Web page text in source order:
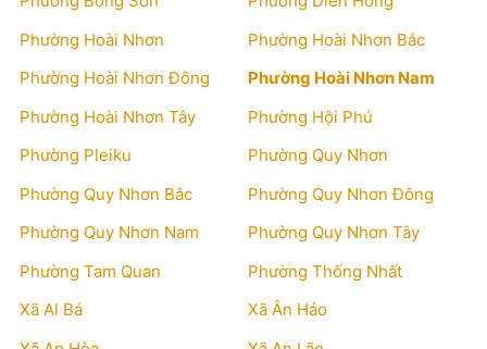
Phường Hoài Nhơn
Phường Hoài Nhơn Bắc
Phường Hoài Nhơn Đông
Phường Hoài Nhơn Nam
Phường Hoài Nhơn Tây
Phường Hội Phú
Phường Pleiku
Phường Quy Nhơn
Phường Quy Nhơn Bắc
Phường Quy Nhơn Đông
Phường Quy Nhơn Nam
Phường Quy Nhơn Tây
Phường Tam Quan
Phường Thống Nhất
Xã Al Bá
Xã Ân Hảo